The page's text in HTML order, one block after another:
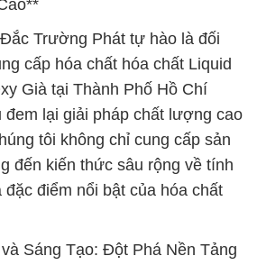
Trường Phát tự hào là đối
cấp hóa chất hóa chất Liquid
Già tại Thành Phố Hồ Chí
đem lại giải pháp chất lượng cao
tôi không chỉ cung cấp sản
đến kiến thức sâu rộng về tính
điểm nổi bật của hóa chất
Sáng Tạo: Đột Phá Nền Tảng